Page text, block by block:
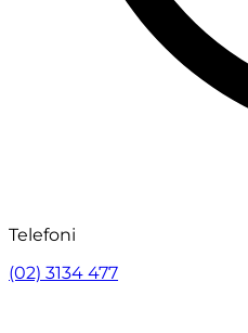
Telefoni
(02) 3134 477